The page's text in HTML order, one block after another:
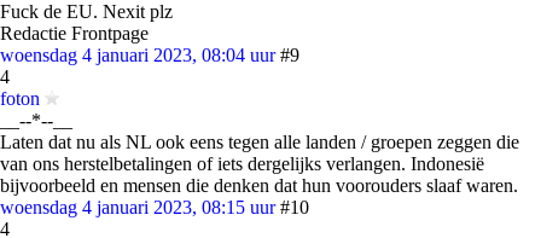
Fuck de EU. Nexit plz
Redactie Frontpage
woensdag 4 januari 2023, 08:04 uur #9
4
foton
__--*--__
Laten dat nu als NL ook eens tegen alle landen / groepen zeggen die
van ons herstelbetalingen of iets dergelijks verlangen. Indonesië
bijvoorbeeld en mensen die denken dat hun voorouders slaaf waren.
woensdag 4 januari 2023, 08:15 uur #10
4